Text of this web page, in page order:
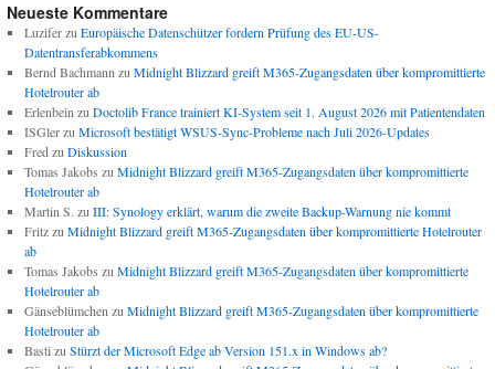
Neueste Kommentare
Luziferzu Europäische Datenschützer fordern Prüfung des EU-US-
Datentransferabkommens
Bernd Bachmann zu Midnight Blizzard greift M365-Zugangsdaten über kompromittierte
Hotelrouter ab
Erlenbein zu Doctolib France trainiert KI-System seit 1. August 2026 mit Patientendaten
ISGlerzu Microsoft bestätigt WSUS-Sync-Probleme nach Juli 2026-Updates
Fred zu Diskussion
Tomas Jakobs zu Midnight Blizzard greift M365-Zugangsdaten über kompromittierte
Hotelrouter ab
Martin S. zu III: Synology erklärt, warum die zweite Backup-Warnung nie kommt
Fritzzu Midnight Blizzard greift M365-Zugangsdaten über kompromittierte Hotelrouter
ab
Tomas Jakobs zu Midnight Blizzard greift M365-Zugangsdaten über kompromittierte
Hotelrouter ab
Gänseblümchen zu Midnight Blizzard greift M365-Zugangsdaten über kompromittierte
Hotelrouter ab
Basti zu Stürzt der Microsoft Edge ab Version 151.x in Windows ab?